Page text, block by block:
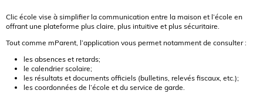
Clic école vise à simplifier la communication entre la maison et l’école en
offrant une plateforme plus claire, plus intuitive et plus sécuritaire.
Tout comme mParent, l’application vous permet notamment de consulter :
les absences et retards;
le calendrier scolaire;
les résultats et documents officiels (bulletins, relevés fiscaux, etc.);
les coordonnées de l’école et du service de garde.